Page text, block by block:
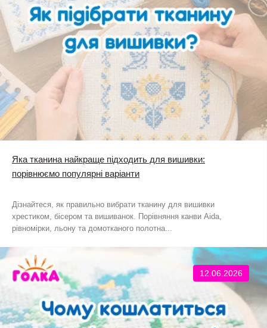
Яка тканина найкраще підходить для вишивки:
порівнюємо популярні варіанти
Дізнайтеся, як правильно вибрати тканину для вишивки
хрестиком, бісером та вишиванок. Порівняння канви Aida,
рівномірки, льону та домотканого полотна...
12.06.2026